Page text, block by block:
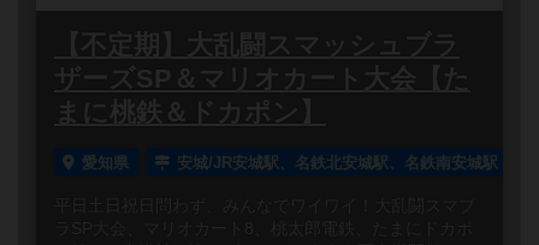
【不定期】大乱闘スマッシュブラ
ザーズSP＆マリオカート大会【た
まに桃鉄＆ドカポン】
愛知県 安城/JR安城駅、名鉄北安城駅、名鉄南安城駅
平日土日祝日問わず、みんなでワイワイ！大乱闘スマブ
ラSP大会、マリオカート8、桃太郎電鉄、たまにドカポ